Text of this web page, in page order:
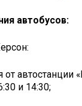
автобусов:
автостанции
и 14:30;